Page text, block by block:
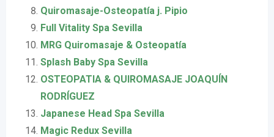
Quiromasaje-Osteopatía j. Pipio
Full Vitality Spa Sevilla
MRG Quiromasaje & Osteopatía
Splash Baby Spa Sevilla
OSTEOPATIA & QUIROMASAJE JOAQUÍN
RODRÍGUEZ
Japanese Head Spa Sevilla
Magic Redux Sevilla